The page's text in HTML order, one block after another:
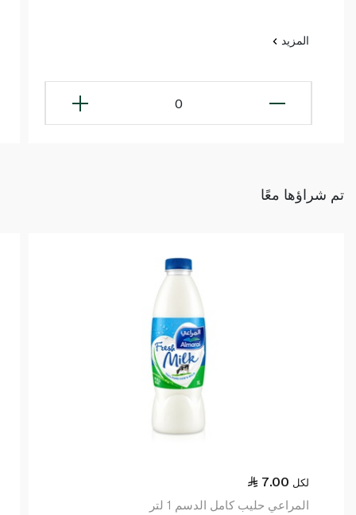
المزيد
0
تم شراؤها معًا
7.00 لكل
المراعي حليب كامل الدسم 1 لتر